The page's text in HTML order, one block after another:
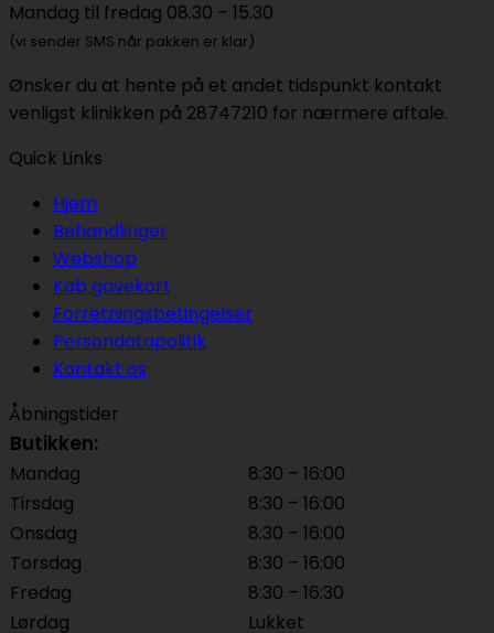
Mandag til fredag 08.30 – 15.30
(vi sender SMS når pakken er klar)
Ønsker du at hente på et andet tidspunkt kontakt
venligst klinikken på 28747210 for nærmere aftale.
Quick Links
Hjem
Behandlinger
Webshop
Køb gavekort
Forretningsbetingelser
Persondatapolitik
Kontakt os
Åbningstider
Butikken:
Mandag
8:30 – 16:00
Tirsdag
8:30 – 16:00
Onsdag
8:30 – 16:00
Torsdag
8:30 – 16:00
Fredag
8:30 – 16:30
Lørdag
Lukket